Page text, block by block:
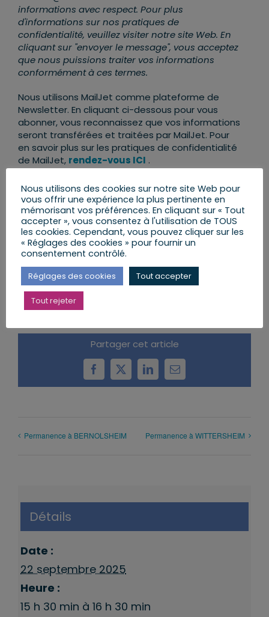
informations avec respect. Pour plus
d'informations sur nos pratiques de
confidentialité, veuillez visiter notre site Web. En
cliquant sur "envoyer le message", vous acceptez
que nous puissions traiter vos informations
conformément à ces termes.
Nous utilisons MailJet comme plateforme de
Newsletter. En cliquant ci-dessous pour vous
abonner, vous reconnaissez que vos informations
seront transférées et traitées par MailJet. Pour
en savoir plus sur les pratiques de confidentialité
de MailJet, rendez-vous ICI .
AJOUTER AU CALENDRIER
Partager cet article
Facebook
X LinkedInEmail
Permanence à BERNOLSHEIM Permanence à WITTERSHEIM
Détails
Date :
22 septembre 2025
Heure :
15 h 30 min à 16 h 30 min
Nous utilisons des cookies sur notre site Web pour
vous offrir une expérience la plus pertinente en
mémorisant vos préférences. En cliquant sur « Tout
accepter », vous consentez à l'utilisation de TOUS
les cookies. Cependant, vous pouvez cliquer sur les
« Réglages des cookies » pour fournir un
consentement contrôlé.
Réglages des cookies Tout accepter
Tout rejeter